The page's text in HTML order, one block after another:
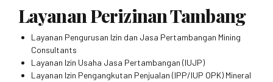
Layanan Perizinan Tambang
Layanan Pengurusan Izin dan Jasa Pertambangan Mining
Consultants
Layanan Izin Usaha Jasa Pertambangan (IUJP)
Layanan Izin Pengangkutan Penjualan (IPP/IUP OPK) Mineral